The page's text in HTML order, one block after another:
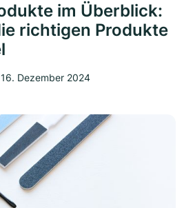
im Überblick:
richtigen Produkte
16. Dezember 2024